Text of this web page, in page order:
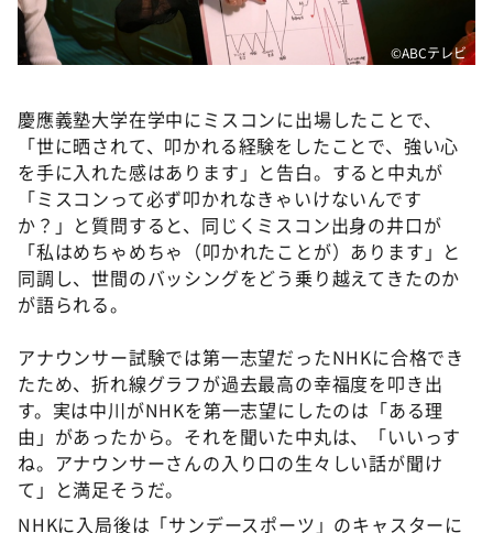
©️ABCテレビ
慶應義塾大学在学中にミスコンに出場したことで、
「世に晒されて、叩かれる経験をしたことで、強い心
を手に入れた感はあります」と告白。すると中丸が
「ミスコンって必ず叩かれなきゃいけないんです
か？」と質問すると、同じくミスコン出身の井口が
「私はめちゃめちゃ（叩かれたことが）あります」と
同調し、世間のバッシングをどう乗り越えてきたのか
が語られる。
アナウンサー試験では第一志望だったNHKに合格でき
たため、折れ線グラフが過去最高の幸福度を叩き出
す。実は中川がNHKを第一志望にしたのは「ある理
由」があったから。それを聞いた中丸は、「いいっす
ね。アナウンサーさんの入り口の生々しい話が聞け
て」と満足そうだ。
NHKに入局後は「サンデースポーツ」のキャスターに